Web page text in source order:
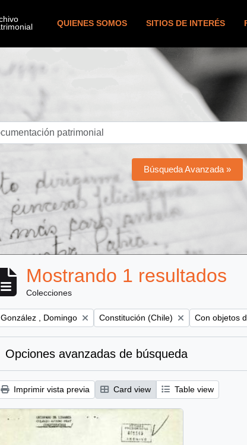
QUIENES SOMOS SITIOS DE INTERÉS
Búsqueda Avanzada »
Mostrando 1 resultados
Colecciones
Remove filter:
González , Domingo Remove filter:
Constitución (Chile) Remove filter:
Con objetos
Opciones avanzadas de búsqueda
Imprimir vista previa Card view Table view